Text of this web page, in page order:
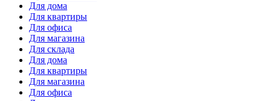
Для дома
Для квартиры
Для офиса
Для магазина
Для склада
Для дома
Для квартиры
Для магазина
Для офиса